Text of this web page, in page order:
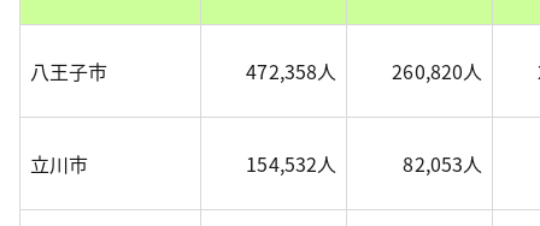
八王子市 472,358人 260,820人
立川市 154,532人 82,053人